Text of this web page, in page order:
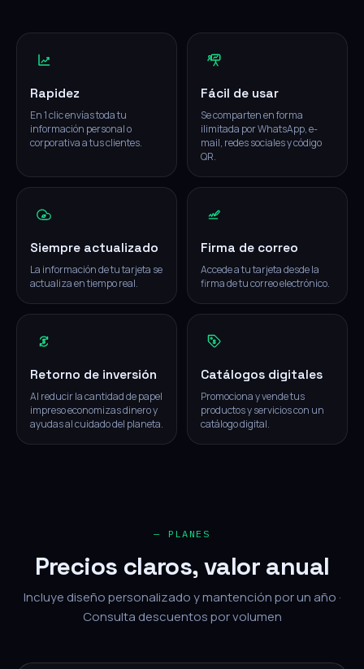
Rapidez
En 1 clic envías toda tu
información personal o
corporativa a tus clientes.
Fácil de usar
Se comparten en forma
ilimitada por WhatsApp, e-
mail, redes sociales y código
QR.
Siempre actualizado
La información de tu tarjeta se
actualiza en tiempo real.
Firma de correo
Accede a tu tarjeta desde la
firma de tu correo electrónico.
Retorno de inversión
Al reducir la cantidad de papel
impreso economizas dinero y
ayudas al cuidado del planeta.
Catálogos digitales
Promociona y vende tus
productos y servicios con un
catálogo digital.
— PLANES
Precios claros, valor anual
Incluye diseño personalizado y mantención por un año ·
Consulta descuentos por volumen